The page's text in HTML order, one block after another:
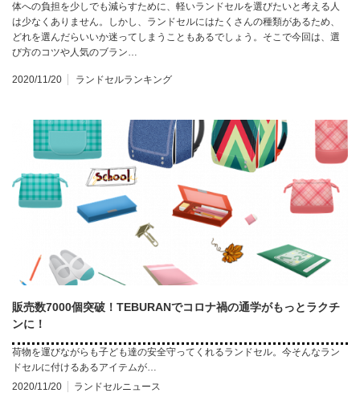
体への負担を少しでも減らすために、軽いランドセルを選びたいと考える人
は少なくありません。しかし、ランドセルにはたくさんの種類があるため、
どれを選んだらいいか迷ってしまうこともあるでしょう。そこで今回は、選
び方のコツや人気のブラン…
2020/11/20 ランドセルランキング
販売数7000個突破！TEBURANでコロナ禍の通学がもっとラクチ
ンに！
荷物を運びながらも子ども達の安全守ってくれるランドセル。今そんなラン
ドセルに付けるあるアイテムが…
2020/11/20
ランドセルニュース